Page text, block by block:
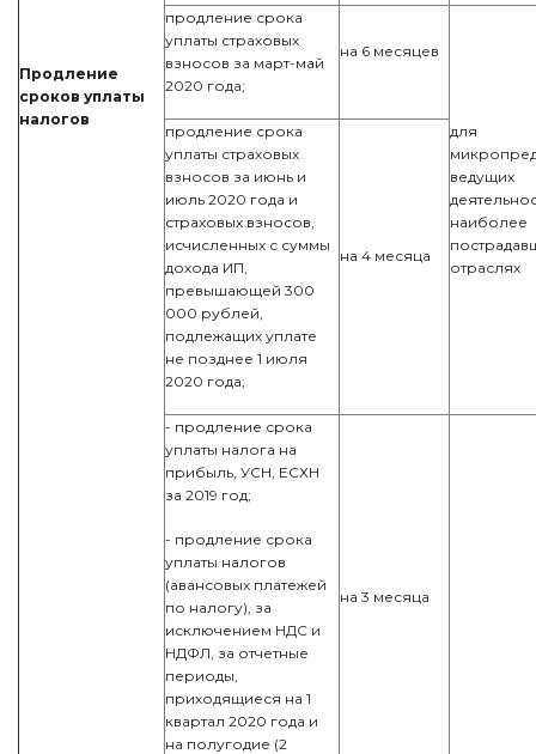
Продление
сроков уплаты
налогов
продление срока
уплаты страховых
взносов за март-май
2020 года;
на 6 месяцев
для
ведущих
наиболее
отраслях
продление срока
уплаты страховых
взносов за июнь и
июль 2020 года и
страховых взносов,
исчисленных с суммы
дохода ИП,
превышающей 300
000 рублей,
подлежащих уплате
не позднее 1 июля
2020 года;
на 4 месяца
- продление срока
уплаты налога на
прибыль, УСН, ЕСХН
за 2019 год;
- продление срока
уплаты налогов
(авансовых платежей
по налогу), за
исключением НДС и
НДФЛ, за отчетные
периоды,
приходящиеся на 1
квартал 2020 года и
на полугодие (2
на 3 месяца